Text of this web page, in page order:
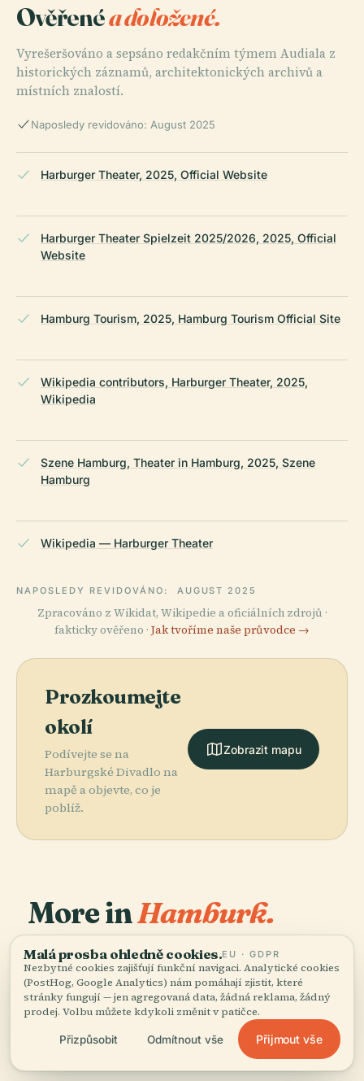
Ověřenéa doložené.
Vyrešeršováno a sepsáno redakčním týmem Audiala z
historických záznamů, architektonických archivů a
místních znalostí.
Naposledy revidováno: August 2025
Harburger Theater, 2025, Official Website
Harburger Theater Spielzeit 2025/2026, 2025, Official
Website
Hamburg Tourism, 2025, Hamburg Tourism Official Site
Wikipedia contributors, Harburger Theater, 2025,
Wikipedia
Szene Hamburg, Theater in Hamburg, 2025, Szene
Hamburg
Wikipedia — Harburger Theater
NAPOSLEDY REVIDOVÁNO: AUGUST 2025
Zpracováno z Wikidat, Wikipedie a oficiálních zdrojů ·
fakticky ověřeno · Jak tvoříme naše průvodce →
Prozkoumejte
okolí
Podívejte se na
Harburgské Divadlo na
mapě a objevte, co je
poblíž.
Zobrazit mapu
More inHamburk.
370 míst k objevení — pár, která stojí za to spojit
dohromady.
PLACE
Miniatur
Wunderland
PLACE
Volksparkstadion
PLACE
Hřbitov V
Ohlsdorfu
PLACE
Tunel Pod
Labem
Malá prosba ohledně cookies.EU · GDPR
Nezbytné cookies zajišťují funkční navigaci. Analytické cookies
(PostHog, Google Analytics) nám pomáhají zjistit, které
stránky fungují — jen agregovaná data, žádná reklama, žádný
prodej. Volbu můžete kdykoli změnit v patičce.
Přizpůsobit Odmítnout vše Přijmout vše